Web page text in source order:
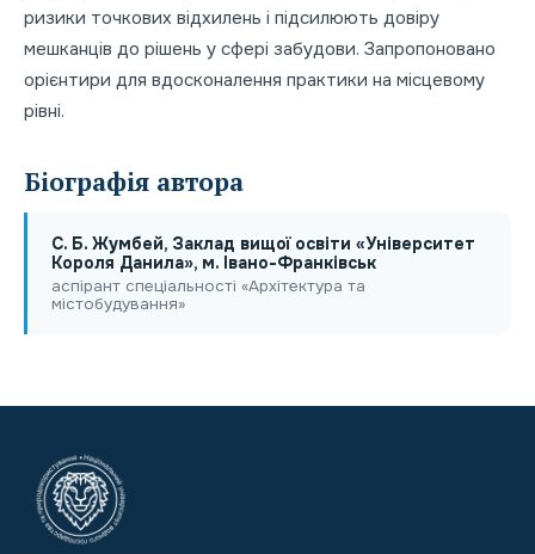
ризики точкових відхилень і підсилюють довіру
мешканців до рішень у сфері забудови. Запропоновано
орієнтири для вдосконалення практики на місцевому
рівні.
Біографія автора
С. Б. Жумбей, Заклад вищої освіти «Університет
Короля Данила», м. Івано-Франківськ
аспірант спеціальності «Архітектура та
містобудування»